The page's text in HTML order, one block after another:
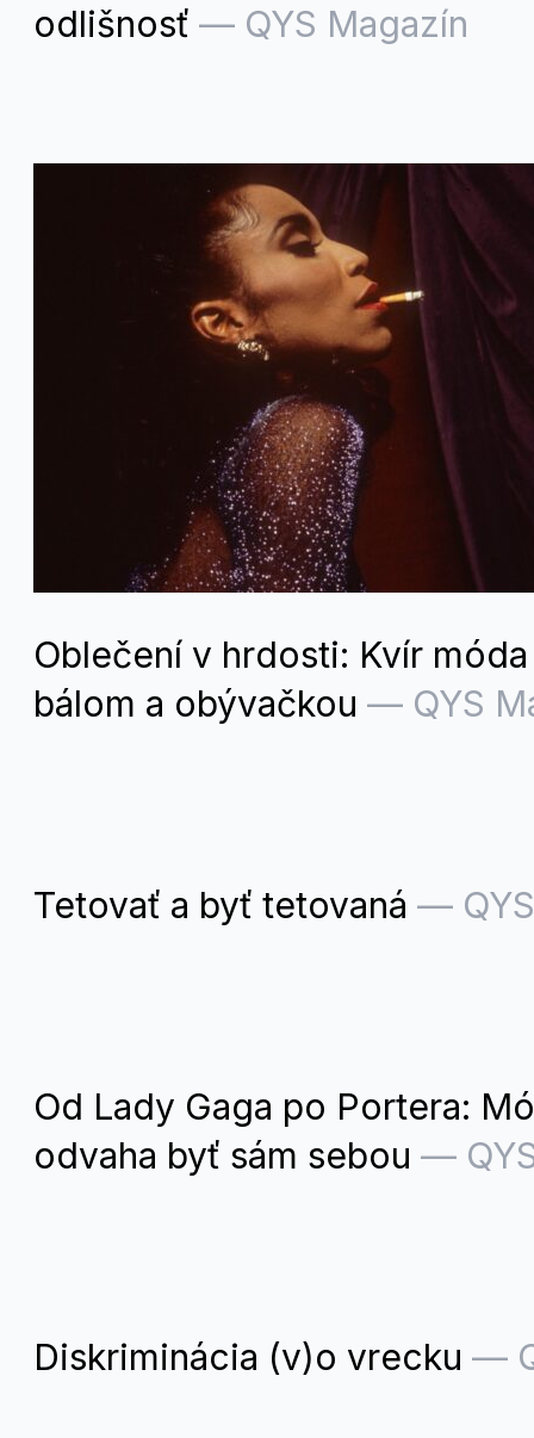
odlišnosť — QYS Magazín
Oblečení v hrdosti: Kvír
bálom a obývačkou — QYS
Tetovať a byť tetovaná —
Od Lady Gaga po Portera:
odvaha byť sám sebou —
Diskriminácia (v)o vrecku —